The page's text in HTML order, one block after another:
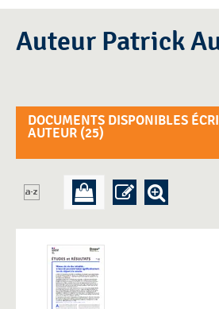
Auteur
DOCUMENTS DISPONIBLES
AUTEUR (25)